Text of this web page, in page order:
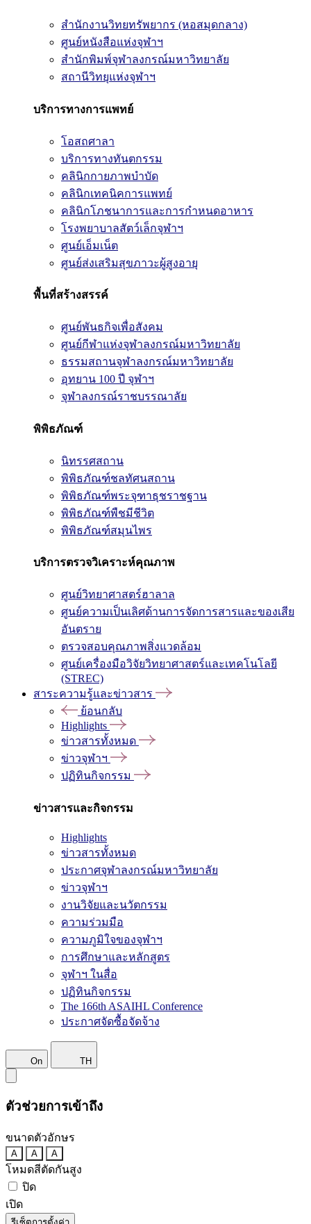
สำนักงานวิทยทรัพยากร (หอสมุดกลาง)
ศูนย์หนังสือแห่งจุฬาฯ
สำนักพิมพ์จุฬาลงกรณ์มหาวิทยาลัย
สถานีวิทยุแห่งจุฬาฯ
บริการทางการแพทย์
โอสถศาลา
บริการทางทันตกรรม
คลินิกกายภาพบำบัด
คลินิกเทคนิคการแพทย์
คลินิกโภชนาการและการกำหนดอาหาร
โรงพยาบาลสัตว์เล็กจุฬาฯ
ศูนย์เอ็มเน็ต
ศูนย์ส่งเสริมสุขภาวะผู้สูงอายุ
พื้นที่สร้างสรรค์
ศูนย์พันธกิจเพื่อสังคม
ศูนย์กีฬาแห่งจุฬาลงกรณ์มหาวิทยาลัย
ธรรมสถานจุฬาลงกรณ์มหาวิทยาลัย
อุทยาน 100 ปี จุฬาฯ
จุฬาลงกรณ์ราชบรรณาลัย
พิพิธภัณฑ์
นิทรรศสถาน
พิพิธภัณฑ์ชลทัศนสถาน
พิพิธภัณฑ์พระจุฑาธุชราชฐาน
พิพิธภัณฑ์พืชมีชีวิต
พิพิธภัณฑ์สมุนไพร
บริการตรวจวิเคราะห์คุณภาพ
ศูนย์วิทยาศาสตร์ฮาลาล
ศูนย์ความเป็นเลิศด้านการจัดการสารและของเสีย
อันตราย
ตรวจสอบคุณภาพสิ่งแวดล้อม
ศูนย์เครื่องมือวิจัยวิทยาศาสตร์และเทคโนโลยี
(STREC)
สาระความรู้และข่าวสาร
ย้อนกลับ
Highlights
ข่าวสารทั้งหมด
ข่าวจุฬาฯ
ปฏิทินกิจกรรม
ข่าวสารและกิจกรรม
Highlights
ข่าวสารทั้งหมด
ประกาศจุฬาลงกรณ์มหาวิทยาลัย
ข่าวจุฬาฯ
งานวิจัยและนวัตกรรม
ความร่วมมือ
ความภูมิใจของจุฬาฯ
การศึกษาและหลักสูตร
จุฬาฯ ในสื่อ
ปฏิทินกิจกรรม
The 166th ASAIHL Conference
ประกาศจัดซื้อจัดจ้าง
On TH
ตัวช่วยการเข้าถึง
ขนาดตัวอักษร
A A A
โหมดสีตัดกันสูง
ปิด
เปิด